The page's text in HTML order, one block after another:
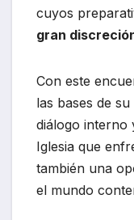
cuyos
gran
Con este
las bases de
diálogo interno
Iglesia que
también una
el mundo